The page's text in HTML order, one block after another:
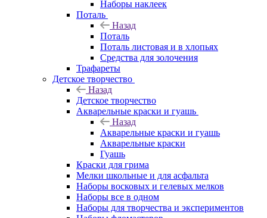
Наборы наклеек
Поталь
Назад
Поталь
Поталь листовая и в хлопьях
Средства для золочения
Трафареты
Детское творчество
Назад
Детское творчество
Акварельные краски и гуашь
Назад
Акварельные краски и гуашь
Акварельные краски
Гуашь
Краски для грима
Мелки школьные и для асфальта
Наборы восковых и гелевых мелков
Наборы все в одном
Наборы для творчества и экспериментов